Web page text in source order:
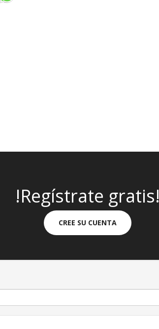
!Regístrate gratis!
CREE SU CUENTA